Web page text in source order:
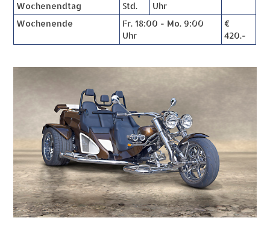
Wochenendtag
Std.
Uhr
Wochenende
Fr. 18:00 - Mo. 9:00
Uhr
€
420.-